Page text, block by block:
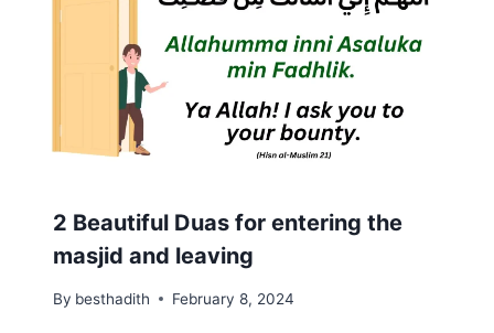
2 Beautiful Duas for entering the
masjid and leaving
By besthadith February 8, 2024